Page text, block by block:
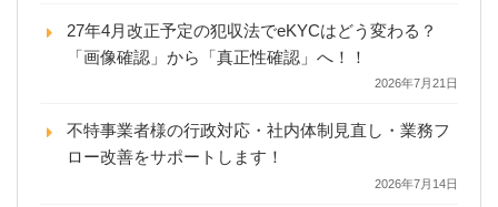
27年4月改正予定の犯収法でeKYCはどう変わる？
「画像確認」から「真正性確認」へ！！
2026年7月21日
不特事業者様の行政対応・社内体制見直し・業務フ
ロー改善をサポートします！
2026年7月14日